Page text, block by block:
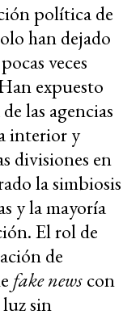
política de
han dejado
veces
expuesto
las agencias
interior y
divisiones en
la simbiosis
y la mayoría
El rol de
de
fake newscon
sin